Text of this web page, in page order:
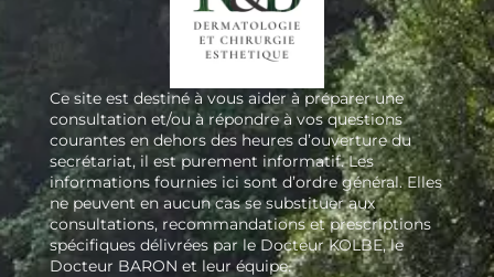
Ce site est destiné à vous aider à préparer une
consultation et/ou à répondre à vos questions
courantes en dehors des heures d’ouverture du
secrétariat, il est purement informatif. Les
informations fournies ici sont d’ordre général. Elles
ne peuvent en aucun cas se substituer aux
consultations, recommandations et prescriptions
spécifiques délivrées par le Docteur KOLBE, le
Docteur BARON et leur équipe.